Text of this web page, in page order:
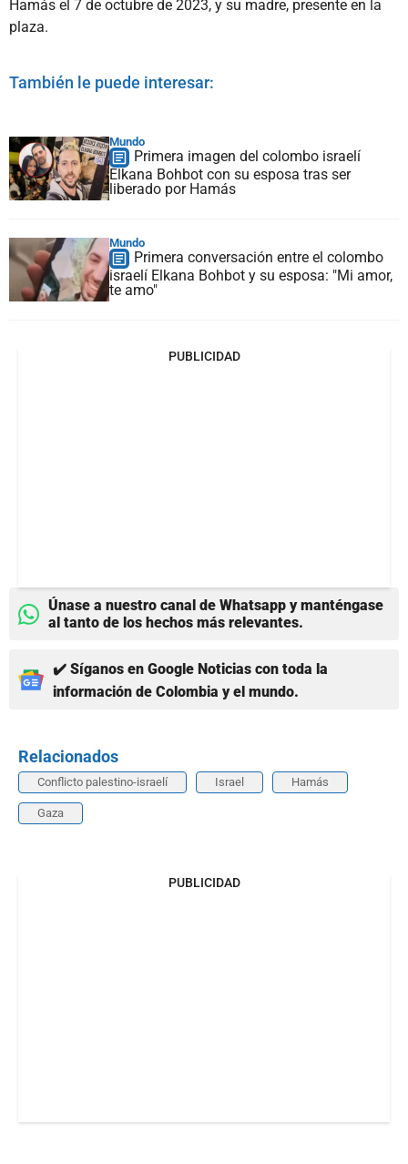
Hamás el 7 de octubre de 2023, y su madre, presente en la
plaza.
También le puede interesar:
Mundo
Primera imagen del colombo israelí
Elkana Bohbot con su esposa tras ser
liberado por Hamás
Mundo
Primera conversación entre el colombo
israelí Elkana Bohbot y su esposa: "Mi amor,
te amo"
PUBLICIDAD
Únase a nuestro canal de Whatsapp y manténgase
al tanto de los hechos más relevantes.
✔️ Síganos en Google Noticias con toda la
información de Colombia y el mundo.
Relacionados
Conflicto palestino-israelí Israel Hamás
Gaza
PUBLICIDAD